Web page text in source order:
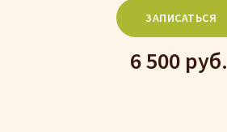
ЗАПИСАТЬСЯ
6 500 руб.